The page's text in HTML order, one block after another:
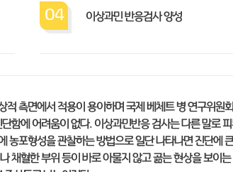
04 이상과민 반응검사 양성
측면에서 적용이 용이하며 국제 베체트 병 연구위원
에 어려움이 없다. 이상과민반응 검사는 다른 말로
포형성을 관찰하는 방법으로 일단 나타나면 진단에
채혈한 부위 등이 바로 아물지 않고 곪는 현상을 보이